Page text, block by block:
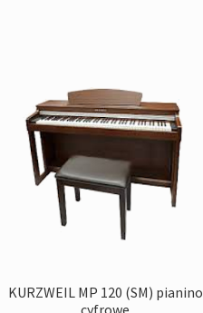
KURZWEIL MP 120 (SM) pianino
cyfrowe